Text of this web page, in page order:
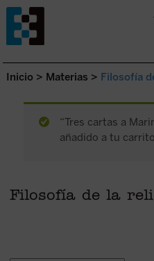
Saltar al contenido.
Inicio > Materias > Filosofía
“Tres cartas a
añadido a tu
Filosofía de la